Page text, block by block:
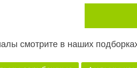
смотрите в наших